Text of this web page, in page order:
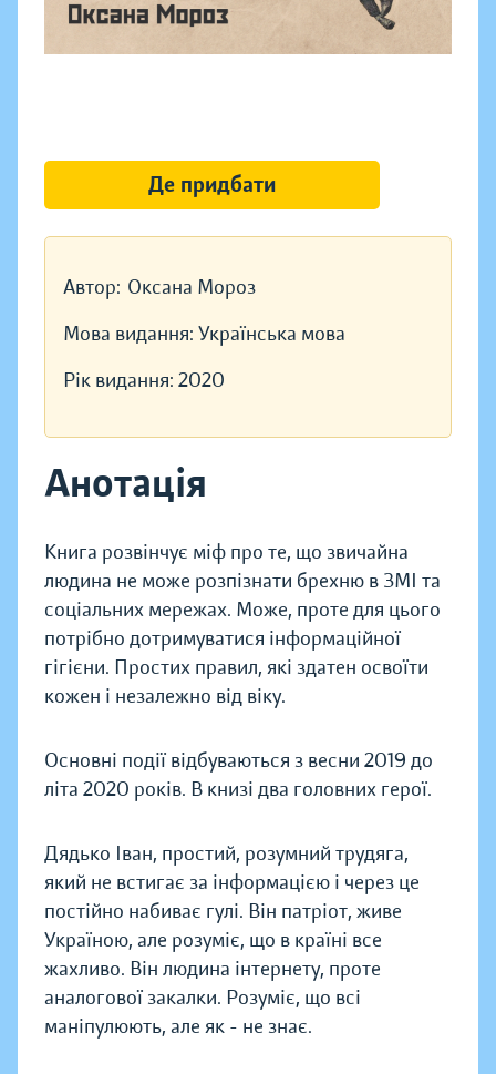
Автор: Оксана Мороз
Мова видання: Українська мова
Рік видання: 2020
Анотація
Книга розвінчує міф про те, що звичайна
людина не може розпізнати брехню в ЗМІ та
соціальних мережах. Може, проте для цього
потрібно дотримуватися інформаційної
гігієни. Простих правил, які здатен освоїти
кожен і незалежно від віку.
Основні події відбуваються з весни 2019 до
літа 2020 років. В книзі два головних герої.
Дядько Іван, простий, розумний трудяга,
який не встигає за інформацією і через це
постійно набиває гулі. Він патріот, живе
Україною, але розуміє, що в країні все
жахливо. Він людина інтернету, проте
аналогової закалки. Розуміє, що всі
маніпулюють, але як - не знає.
Де придбати